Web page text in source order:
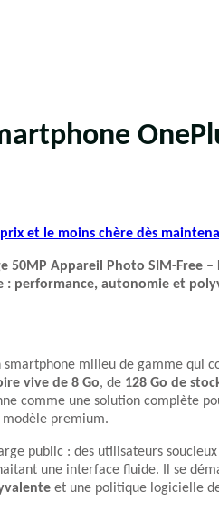
et le moins chère dès
50MP Appareil Photo SIM-Free
: performance, autonomie et
smartphone milieu de gamme qui
vive de 8 Go, de 128 Go de
comme une solution complète
modèle premium.
public : des utilisateurs
une interface fluide. Il se
et une politique logicielle